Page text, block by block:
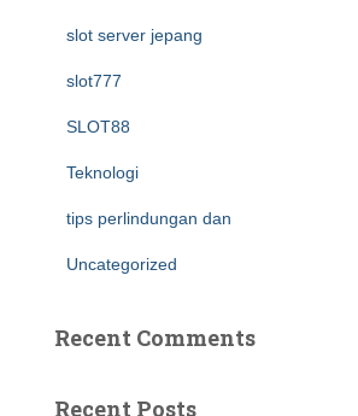
slot server jepang
slot777
SLOT88
Teknologi
tips perlindungan dan
Uncategorized
Recent Comments
Recent Posts